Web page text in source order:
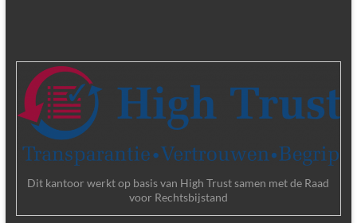
Dit kantoor werkt op basis van High Trust samen met de Raad
voor Rechtsbijstand